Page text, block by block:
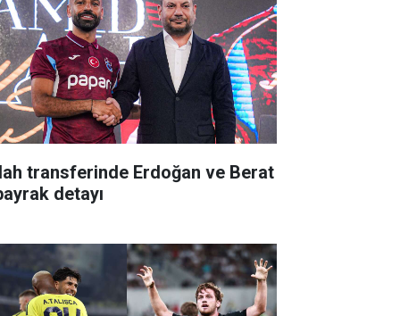
transferinde Erdoğan ve Berat
detayı